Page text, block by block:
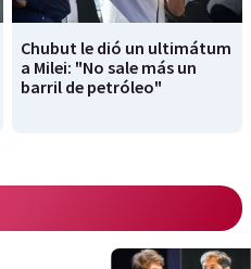
Chubut le dió un ultimátum
a Milei: "No sale más un
barril de petróleo"